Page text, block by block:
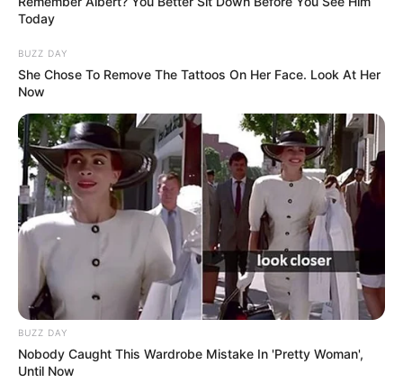
hogyvolt.co - 2026 |Adatvédelem